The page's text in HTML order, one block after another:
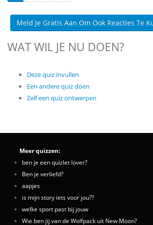
Meld Je Gratis Aan Om Ook Reacties Te
WAT WIL JE NU DOEN?
Deze quiz invullen
Een andere quiz doen
Zelf een quiz ontwerpen
Meer quizzen:
ben je een quizlet lover?
Ben je verliefd?
aapjes
is mijn story iets voor jou??
welke sport past bij jouw
Wie ben jij van de Wolfpack uit New Moon?